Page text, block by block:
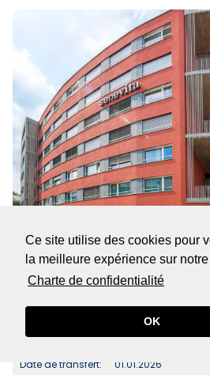
Ce site utilise des cookies pour
la meilleure expérience sur
Charte de confidentialité​​​​​​​
OK
IMMOBILIER RÉSIDENTIEL, CH,
8957 Spreitenbach, AG
Adresse:
Türliackerstrasse 7
13'744 m²
Année de
2014
Date de transfert: 01.01.2026